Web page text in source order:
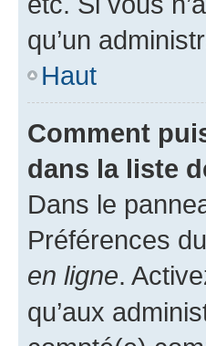
qu’un
Haut
Comment
dans la liste
Dans le
Préférences
en ligne.
qu’aux